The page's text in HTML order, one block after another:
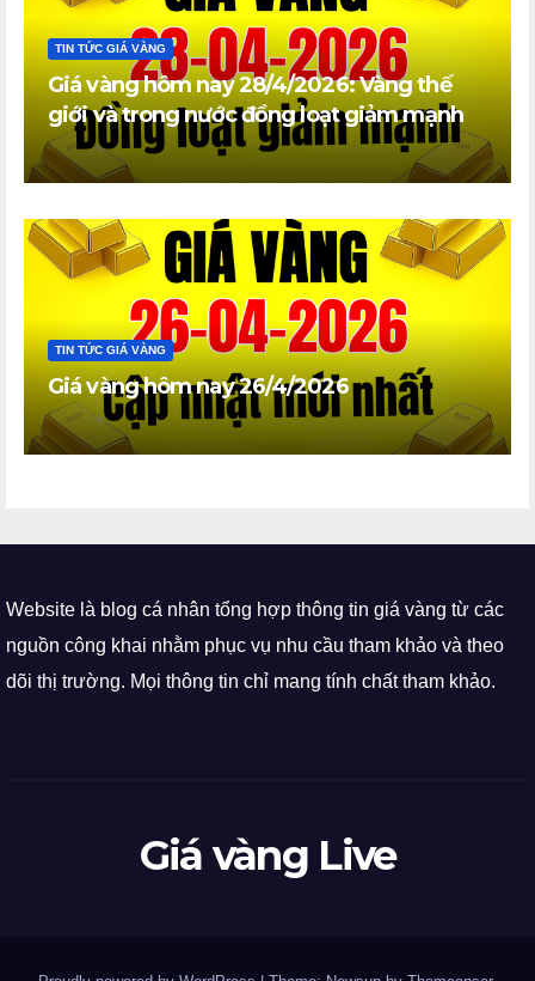
TIN TỨC GIÁ VÀNG
Giá vàng hôm nay 28/4/2026: Vàng thế
giới và trong nước đồng loạt giảm mạnh
TIN TỨC GIÁ VÀNG
Giá vàng hôm nay 26/4/2026
Website là blog cá nhân tổng hợp thông tin giá vàng từ các
nguồn công khai nhằm phục vụ nhu cầu tham khảo và theo
dõi thị trường. Mọi thông tin chỉ mang tính chất tham khảo.
Giá vàng Live